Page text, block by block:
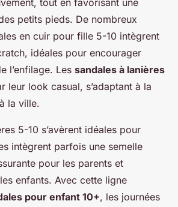
tout en favorisant une
petits pieds. De nombreux
en cuir pour fille 5-10 intègrent
idéales pour encourager
l’enfilage. Les sandales à lanières
leur look casual, s’adaptant à la
la ville.
5-10 s’avèrent idéales pour
intègrent parfois une semelle
pour les parents et
enfants. Avec cette ligne
pour enfant 10+, les journées